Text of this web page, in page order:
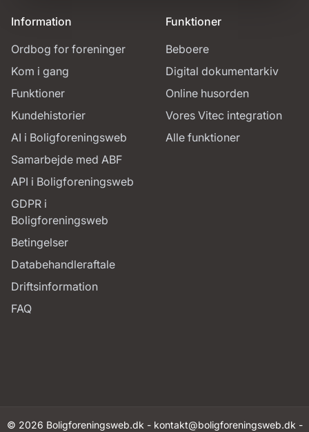
Information
Ordbog for foreninger
Kom i gang
Funktioner
Kundehistorier
AI i Boligforeningsweb
Samarbejde med ABF
API i Boligforeningsweb
GDPR i
Boligforeningsweb
Betingelser
Databehandleraftale
Driftsinformation
FAQ
Funktioner
Beboere
Digital dokumentarkiv
Online husorden
Vores Vitec integration
Alle funktioner
© 2026 Boligforeningsweb.dk - kontakt@boligforeningsweb.dk -